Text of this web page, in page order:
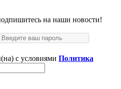
на наши новости!
с условиями Политика